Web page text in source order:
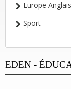
Europe Anglais
Sport
EDEN -